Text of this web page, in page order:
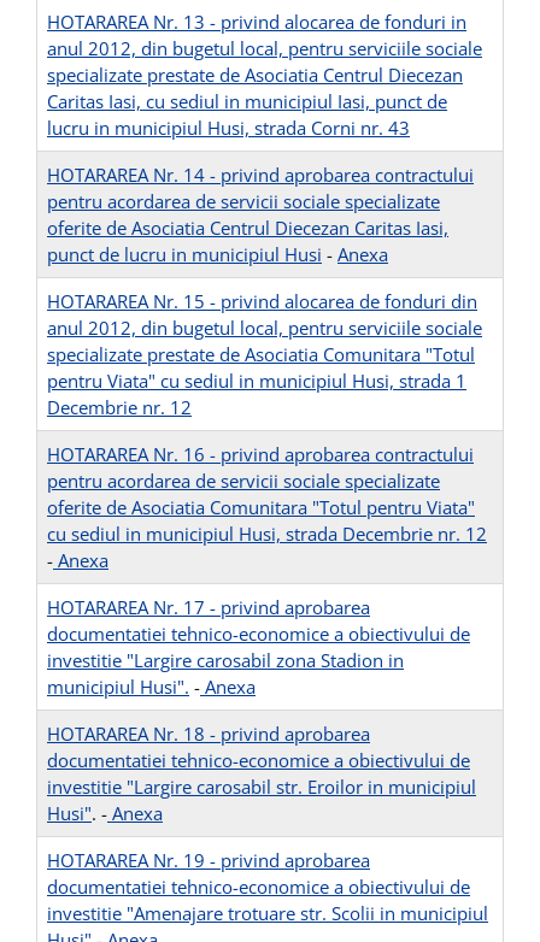
HOTARAREA Nr. 13 - privind alocarea de fonduri in
anul 2012, din bugetul local, pentru serviciile sociale
specializate prestate de Asociatia Centrul Diecezan
Caritas Iasi, cu sediul in municipiul Iasi, punct de
lucru in municipiul Husi, strada Corni nr. 43
HOTARAREA Nr. 14 - privind aprobarea contractului
pentru acordarea de servicii sociale specializate
oferite de Asociatia Centrul Diecezan Caritas Iasi,
punct de lucru in municipiul Husi - Anexa
HOTARAREA Nr. 15 - privind alocarea de fonduri din
anul 2012, din bugetul local, pentru serviciile sociale
specializate prestate de Asociatia Comunitara "Totul
pentru Viata" cu sediul in municipiul Husi, strada 1
Decembrie nr. 12
HOTARAREA Nr. 16 - privind aprobarea contractului
pentru acordarea de servicii sociale specializate
oferite de Asociatia Comunitara "Totul pentru Viata"
cu sediul in municipiul Husi, strada Decembrie nr. 12
- Anexa
HOTARAREA Nr. 17 - privind aprobarea
documentatiei tehnico-economice a obiectivului de
investitie "Largire carosabil zona Stadion in
municipiul Husi". - Anexa
HOTARAREA Nr. 18 - privind aprobarea
documentatiei tehnico-economice a obiectivului de
investitie "Largire carosabil str. Eroilor in municipiul
Husi". - Anexa
HOTARAREA Nr. 19 - privind aprobarea
documentatiei tehnico-economice a obiectivului de
investitie "Amenajare trotuare str. Scolii in municipiul